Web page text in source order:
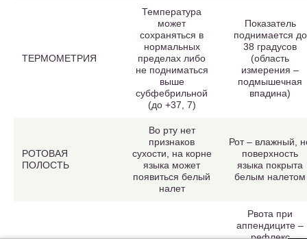
ТЕРМОМЕТРИЯ
Температура
может
сохраняться в
нормальных
пределах либо
не подниматься
выше
субфебрильной
(до +37, 7)
Показатель
поднимается до
38 градусов
(область
измерения –
подмышечная
впадина)
РОТОВАЯ
ПОЛОСТЬ
Во рту нет
признаков
сухости, на корне
языка может
появиться белый
налет
Рот – влажный,
поверхность
языка покрыта
белым налетом
Рвота при
аппендиците –